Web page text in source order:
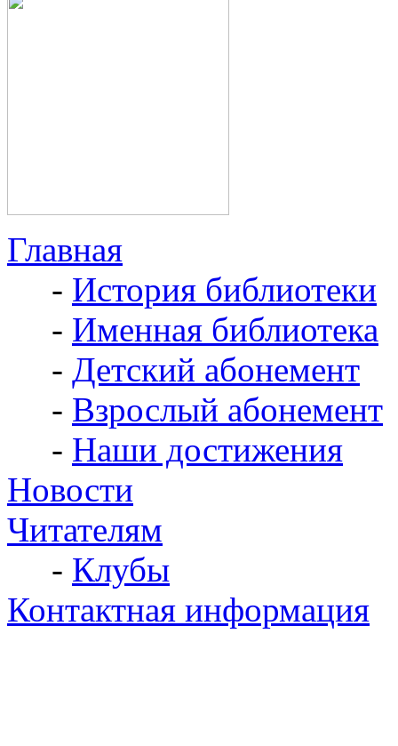
Главная
- История библиотеки
- Именная библиотека
- Детский абонемент
- Взрослый абонемент
- Наши достижения
Новости
Читателям
- Клубы
Контактная информация